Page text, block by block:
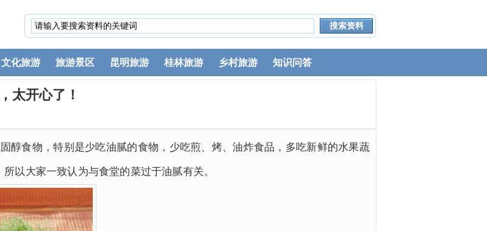
文化旅游 旅游景区 昆明旅游 桂林旅游 乡村旅游 知识问答
太开心了！
醇食物，特别是少吃油腻的食物，少吃煎、烤、油炸食品，多吃新鲜的水果蔬
以大家一致认为与食堂的菜过于油腻有关。